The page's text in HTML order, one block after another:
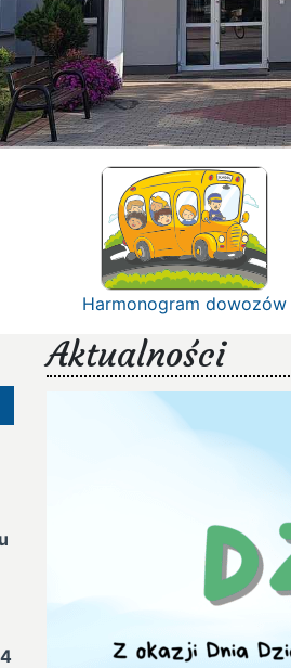
Harmonogram dowozów
Aktualności